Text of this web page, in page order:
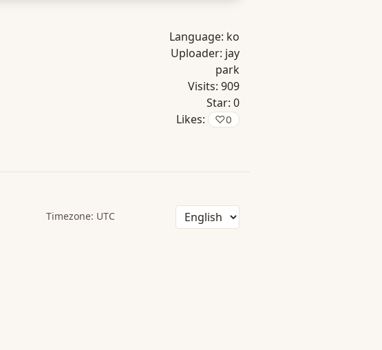
Language: ko
Uploader: jay
park
Visits: 909
Star: 0
Likes:
♡0
Timezone: UTC